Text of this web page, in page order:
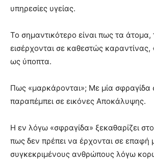
υπηρεσίες υγείας.
Το σημαντικότερο είναι πως τα άτομα,
εισέρχονται σε καθεστώς καραντίνας,
ως ύποπτα.
Πως «μαρκάρονται»; Με μία σφραγίδα
παραπέμπει σε εικόνες Αποκάλυψης.
Η εν λόγω «σφραγίδα» ξεκαθαρίζει
πως δεν πρέπει να έρχονται σε επαφή
συγκεκριμένους ανθρώπους λόγω